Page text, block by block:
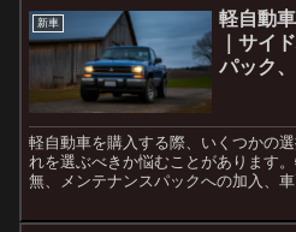
新車
軽自動
｜サイ
パック
軽自動車を購入する際、いくつかの
れを選ぶべきか悩むことがあります
無、メンテナンスパックへの加入、
は、...